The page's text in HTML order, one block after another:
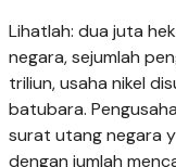
Lihatlah: dua juta
negara, sejumlah
triliun, usaha nikel
batubara.
surat utang negara
dengan jumlah